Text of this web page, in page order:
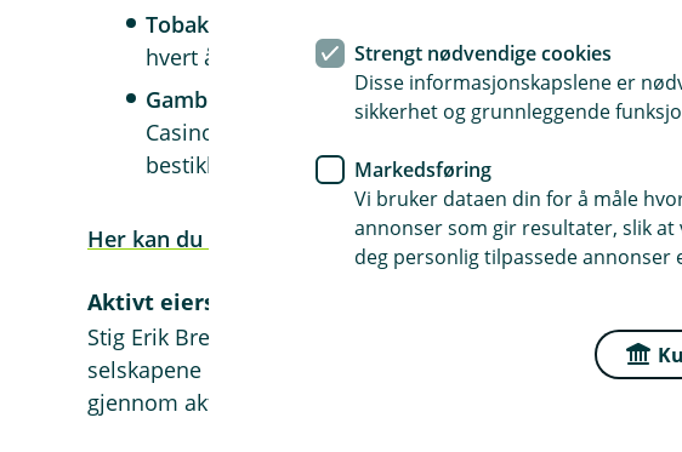
Tobakk:
hvert år (NHI.no) og fører til enorme helsekostnader.
Gambling:
Spillavhengighet rammer ofte familier
Casino- og spillvirksomhet en høy risiko for
bestikkelser.
Her kan du lese om hvilken type selskaper de ikke
Aktivt eierskap gir påvirkningskraft
Stig Erik Brekke mener fondsforvaltere kan ha stor
selskapene det investeres i. Dette forsøker Eika
gjennom aktivt eierskap:
Strengt nødvendige cookies
Disse informasjonskapslene er
sikkerhet og grunnleggende
Markedsføring
Vi bruker dataen din for å måle
annonser som gir resultater, slik
deg personlig tilpassede annonser